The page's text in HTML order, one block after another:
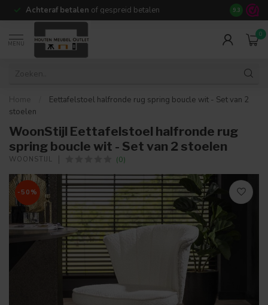
Achteraf betalen of gespreid betalen 14 dagen
9.3
MENU
0
Home
Eettafelstoel halfronde rug spring boucle wit - Set van 2
stoelen
WoonStijl Eettafelstoel halfronde rug
spring boucle wit - Set van 2 stoelen
WOONSTIJL (0)
-50%